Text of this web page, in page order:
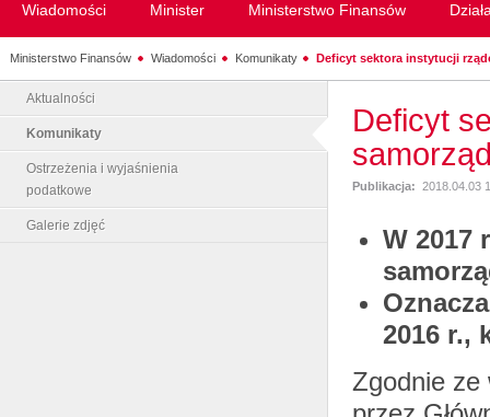
Wiadomości Minister Ministerstwo Finansów
Ministerstwo Finansów Wiadomości Komunikaty Deficyt sektora instytucji
Aktualności
Komunikaty
Ostrzeżenia i wyjaśnienia
podatkowe
Galerie zdjęć
Deficyt
Publikacja: 2018.04.03
W 2017
2016 r.,
Zgodnie ze